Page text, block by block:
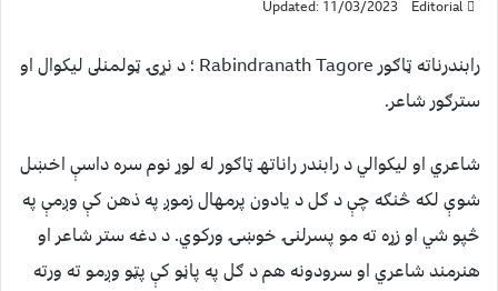
Editorial
Updated: 11/03/2023
رابندرناته ټاګور Rabindranath Tagore ؛ د نړۍ ټولمنلى ليکوال او
سترګور شاعر.
شاعري او ليکوالي د رابندر راناتهـ ټاګور له لوړ نوم سره داسې اخښل
شوې لکه څنګه چې د ګل د يادون پرمهال زموږ په ذهن کې وږمې په
څپو شي او زړه ته مو پسرلنۍ خوښۍ ورکوي. د دغه ستر شاعر او
هنرمند شاعري او سرودونه هم د ګل په پاڼو کې پټو وږمو ته ورته